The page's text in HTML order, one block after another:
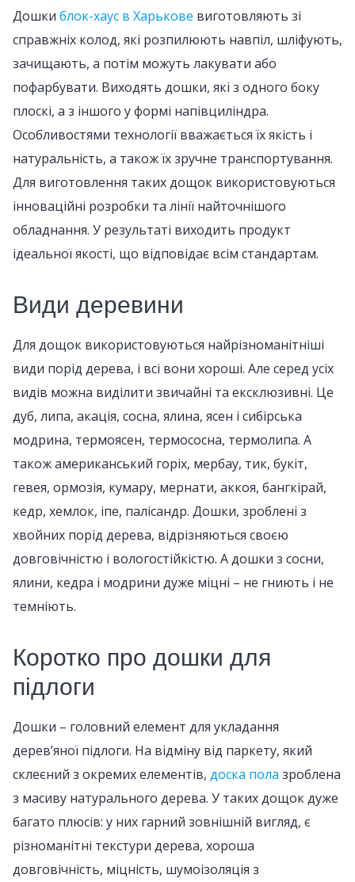
Дошки блок-хаус в Харькове виготовляють зі
справжніх колод, які розпилюють навпіл, шліфують,
зачищають, а потім можуть лакувати або
пофарбувати. Виходять дошки, які з одного боку
плоскі, а з іншого у формі напівциліндра.
Особливостями технології вважається їх якість і
натуральність, а також їх зручне транспортування.
Для виготовлення таких дощок використовуються
інноваційні розробки та лінії найточнішого
обладнання. У результаті виходить продукт
ідеальної якості, що відповідає всім стандартам.
Види деревини
Для дощок використовуються найрізноманітніші
види порід дерева, і всі вони хороші. Але серед усіх
видів можна виділити звичайні та ексклюзивні. Це
дуб, липа, акація, сосна, ялина, ясен і сибірська
модрина, термоясен, термососна, термолипа. А
також американський горіх, мербау, тик, букіт,
гевея, ормозія, кумару, мернати, аккоя, бангкірай,
кедр, хемлок, іпе, палісандр. Дошки, зроблені з
хвойних порід дерева, відрізняються своєю
довговічністю і вологостійкістю. А дошки з сосни,
ялини, кедра і модрини дуже міцні – не гниють і не
темніють.
Коротко про дошки для
підлоги
Дошки – головний елемент для укладання
дерев’яної підлоги. На відміну від паркету, який
склеєний з окремих елементів, доска пола зроблена
з масиву натурального дерева. У таких дощок дуже
багато плюсів: у них гарний зовнішній вигляд, є
різноманітні текстури дерева, хороша
довговічність, міцність, шумоізоляція з